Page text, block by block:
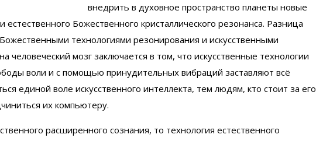
внедрить в духовное пространство планеты новые
естественного Божественного кристаллического резонанса. Разница
технологиями резонирования и искусственными
человеческий мозг заключается в том, что искусственные технологии
воли и с помощью принудительных вибраций заставляют всё
единой воле искусственного интеллекта, тем людям, кто стоит за его
их компьютеру.
расширенного сознания, то технология естественного